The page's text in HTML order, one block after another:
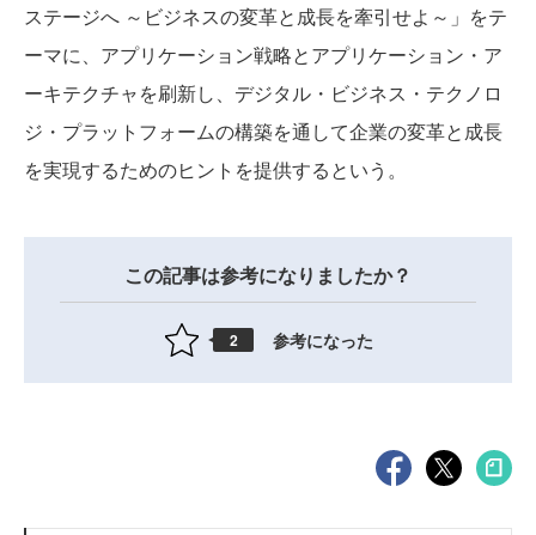
ステージへ ～ビジネスの変革と成長を牽引せよ～」をテ
ーマに、アプリケーション戦略とアプリケーション・ア
ーキテクチャを刷新し、デジタル・ビジネス・テクノロ
ジ・プラットフォームの構築を通して企業の変革と成長
を実現するためのヒントを提供するという。
この記事は参考になりましたか？
2 参考になった